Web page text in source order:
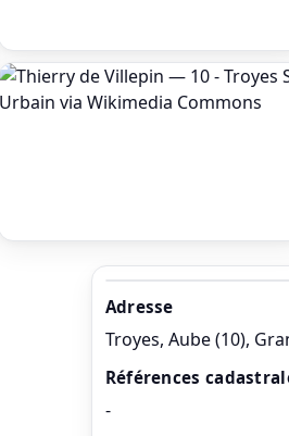
Adresse
Troyes, Aube (10),
Références
-